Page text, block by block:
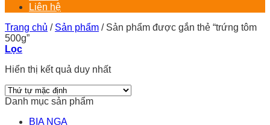
Liên hệ
Trang chủ / Sản phẩm /Sản phẩm được gắn thẻ “trứng tôm
500g”
Lọc
Hiển thị kết quả duy nhất
Danh mục sản phẩm
BIA NGA